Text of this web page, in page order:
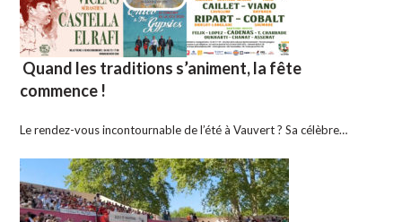
Quand les traditions s’animent, la fête
commence !
Le rendez-vous incontournable de l’été à Vauvert ? Sa célèbre…